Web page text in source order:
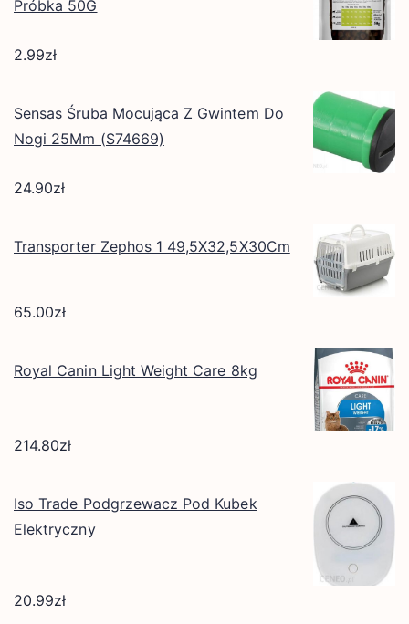
Próbka 50G
2.99zł
Sensas Śruba Mocująca Z Gwintem Do
Nogi 25Mm (S74669)
24.90zł
Transporter Zephos 1 49,5X32,5X30Cm
65.00zł
Royal Canin Light Weight Care 8kg
214.80zł
Iso Trade Podgrzewacz Pod Kubek
Elektryczny
20.99zł